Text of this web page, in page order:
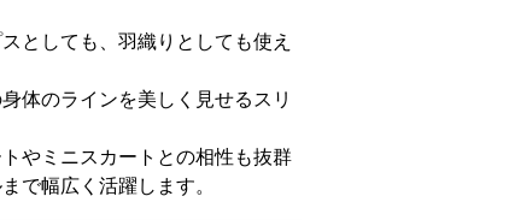
としても、羽織りとしても使え
体のラインを美しく見せるスリ
やミニスカートとの相性も抜群
で幅広く活躍します。